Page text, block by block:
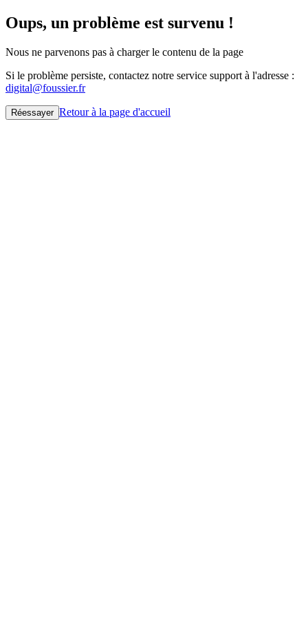
Oups, un problème est survenu !
Nous ne parvenons pas à charger le contenu de la page
Si le problème persiste, contactez notre service support à l'adresse :
digital@foussier.fr
Réessayer Retour à la page d'accueil